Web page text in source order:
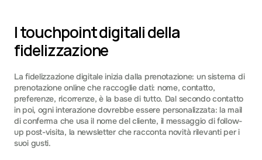
I touchpoint digitali della
fidelizzazione
La fidelizzazione digitale inizia dalla prenotazione: un sistema di
prenotazione online che raccoglie dati: nome, contatto,
preferenze, ricorrenze, è la base di tutto. Dal secondo contatto
in poi, ogni interazione dovrebbe essere personalizzata: la mail
di conferma che usa il nome del cliente, il messaggio di follow-
up post-visita, la newsletter che racconta novità rilevanti per i
suoi gusti.